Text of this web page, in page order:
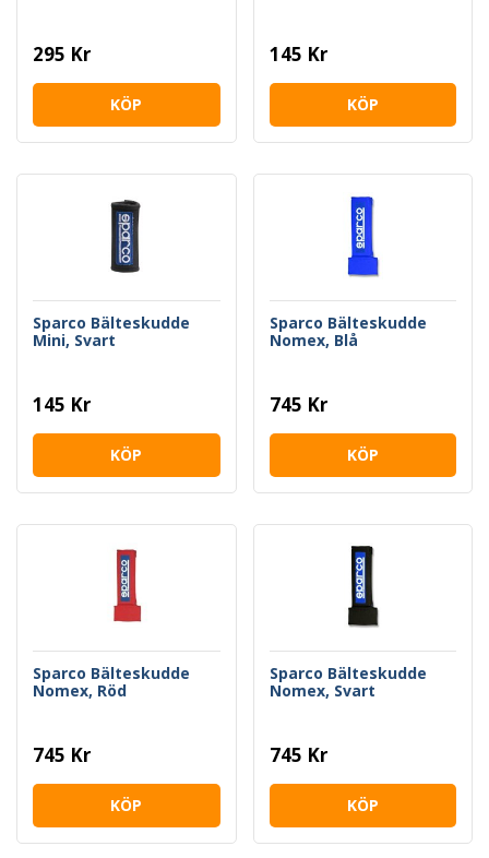
295 Kr
KÖP
145 Kr
KÖP
Sparco Bälteskudde
Mini, Svart
145 Kr
KÖP
Sparco Bälteskudde
Nomex, Blå
745 Kr
KÖP
Sparco Bälteskudde
Nomex, Röd
745 Kr
KÖP
Sparco Bälteskudde
Nomex, Svart
745 Kr
KÖP